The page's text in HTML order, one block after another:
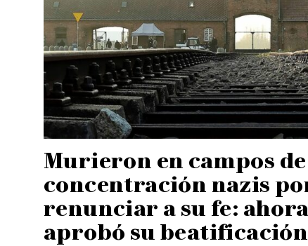
Murieron en campos de
concentración nazis
renunciar a su fe:
aprobó su beatificación